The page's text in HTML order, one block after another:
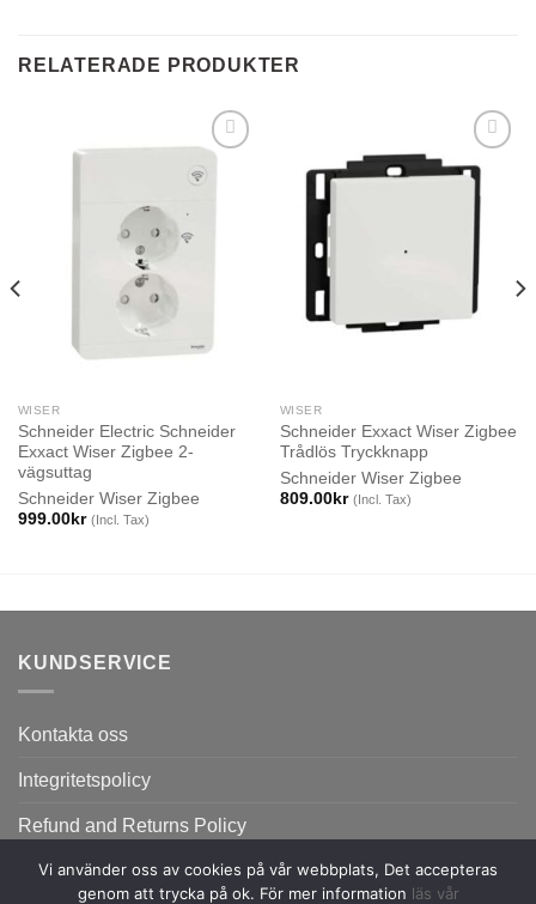
RELATERADE PRODUKTER
WISER
Schneider Electric Schneider
Exxact Wiser Zigbee 2-
vägsuttag
Schneider Wiser Zigbee
999.00kr (Incl. Tax)
WISER
Schneider Exxact Wiser Zigbee
Trådlös Tryckknapp
Schneider Wiser Zigbee
809.00kr (Incl. Tax)
KUNDSERVICE
Kontakta oss
Integritetspolicy
Refund and Returns Policy
Vi använder oss av cookies på vår webbplats, Det accepteras
genom att trycka på ok. För mer information läs vår